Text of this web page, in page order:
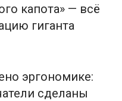
капота» — всё
гиганта
эргономике:
сделаны